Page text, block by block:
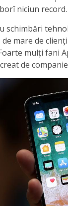
niciun record.
schimbări
mare de
mulți fani
de